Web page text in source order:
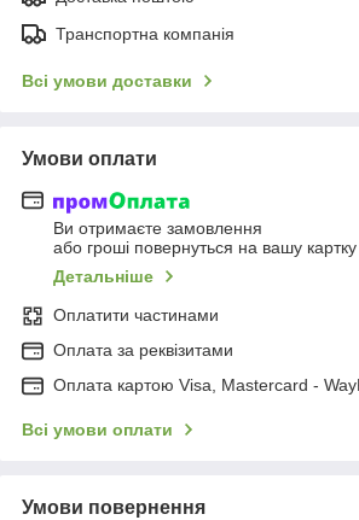
Транспортна компанія
Всі умови доставки
Умови оплати
Ви отримаєте замовлення
або гроші повернуться на вашу картку
Детальніше
Оплатити частинами
Оплата за реквізитами
Оплата картою Visa, Mastercard -
Всі умови оплати
Умови повернення